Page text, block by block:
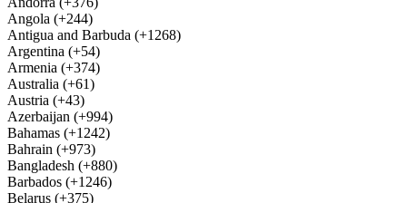
Angola (+244)
Antigua and Barbuda (+1268)
Argentina (+54)
Armenia (+374)
Australia (+61)
Austria (+43)
Azerbaijan (+994)
Bahamas (+1242)
Bahrain (+973)
Bangladesh (+880)
Barbados (+1246)
Belarus (+375)